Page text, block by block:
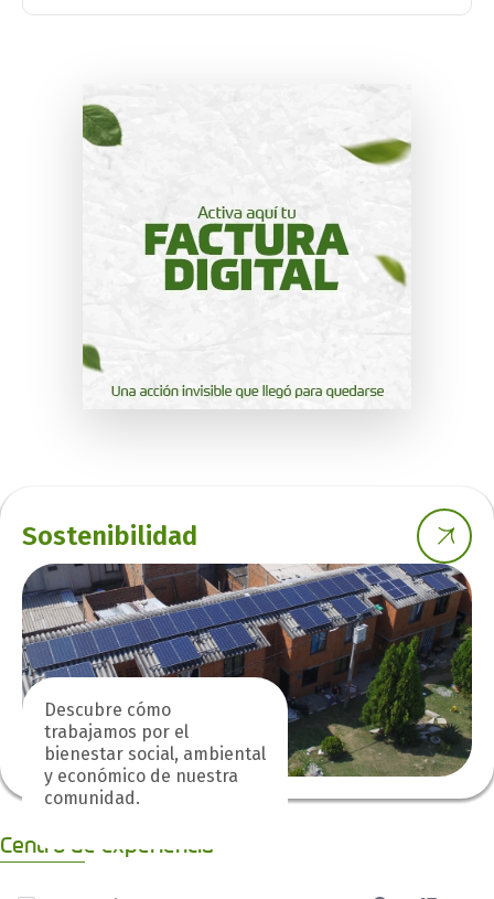
Sostenibilidad
Descubre cómo
trabajamos por el
bienestar social, ambiental
y económico de nuestra
comunidad.
Centro de experiencia